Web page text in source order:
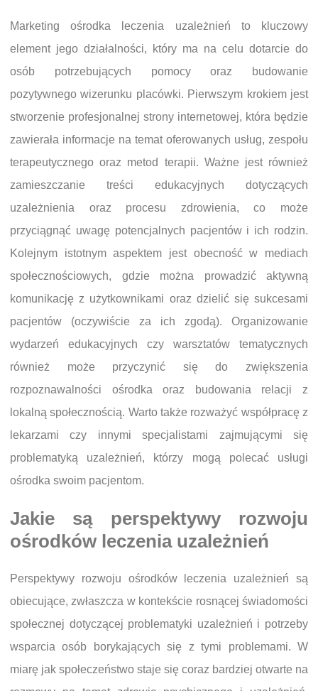
Marketing ośrodka leczenia uzależnień to kluczowy
element jego działalności, który ma na celu dotarcie do
osób potrzebujących pomocy oraz budowanie
pozytywnego wizerunku placówki. Pierwszym krokiem jest
stworzenie profesjonalnej strony internetowej, która będzie
zawierała informacje na temat oferowanych usług, zespołu
terapeutycznego oraz metod terapii. Ważne jest również
zamieszczanie treści edukacyjnych dotyczących
uzależnienia oraz procesu zdrowienia, co może
przyciągnąć uwagę potencjalnych pacjentów i ich rodzin.
Kolejnym istotnym aspektem jest obecność w mediach
społecznościowych, gdzie można prowadzić aktywną
komunikację z użytkownikami oraz dzielić się sukcesami
pacjentów (oczywiście za ich zgodą). Organizowanie
wydarzeń edukacyjnych czy warsztatów tematycznych
również może przyczynić się do zwiększenia
rozpoznawalności ośrodka oraz budowania relacji z
lokalną społecznością. Warto także rozważyć współpracę z
lekarzami czy innymi specjalistami zajmującymi się
problematyką uzależnień, którzy mogą polecać usługi
ośrodka swoim pacjentom.
Jakie są perspektywy rozwoju
ośrodków leczenia uzależnień
Perspektywy rozwoju ośrodków leczenia uzależnień są
obiecujące, zwłaszcza w kontekście rosnącej świadomości
społecznej dotyczącej problematyki uzależnień i potrzeby
wsparcia osób borykających się z tymi problemami. W
miarę jak społeczeństwo staje się coraz bardziej otwarte na